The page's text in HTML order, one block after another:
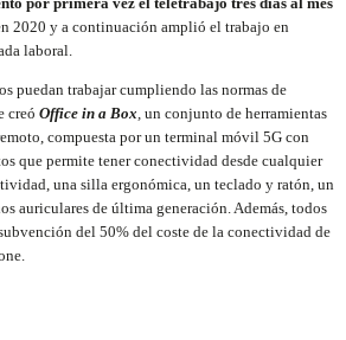
2020 y a continuación amplió el trabajo en
laboral.
puedan trabajar cumpliendo las normas de
creó Office in a Box, un conjunto de herramientas
compuesta por un terminal móvil 5G con
que permite tener conectividad desde cualquier
una silla ergonómica, un teclado y ratón, un
auriculares de última generación. Además, todos
del 50% del coste de la conectividad de